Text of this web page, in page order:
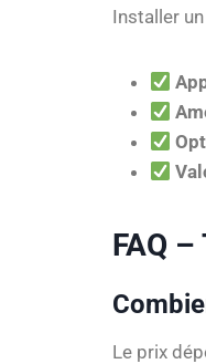
Installer
FAQ
Le prix